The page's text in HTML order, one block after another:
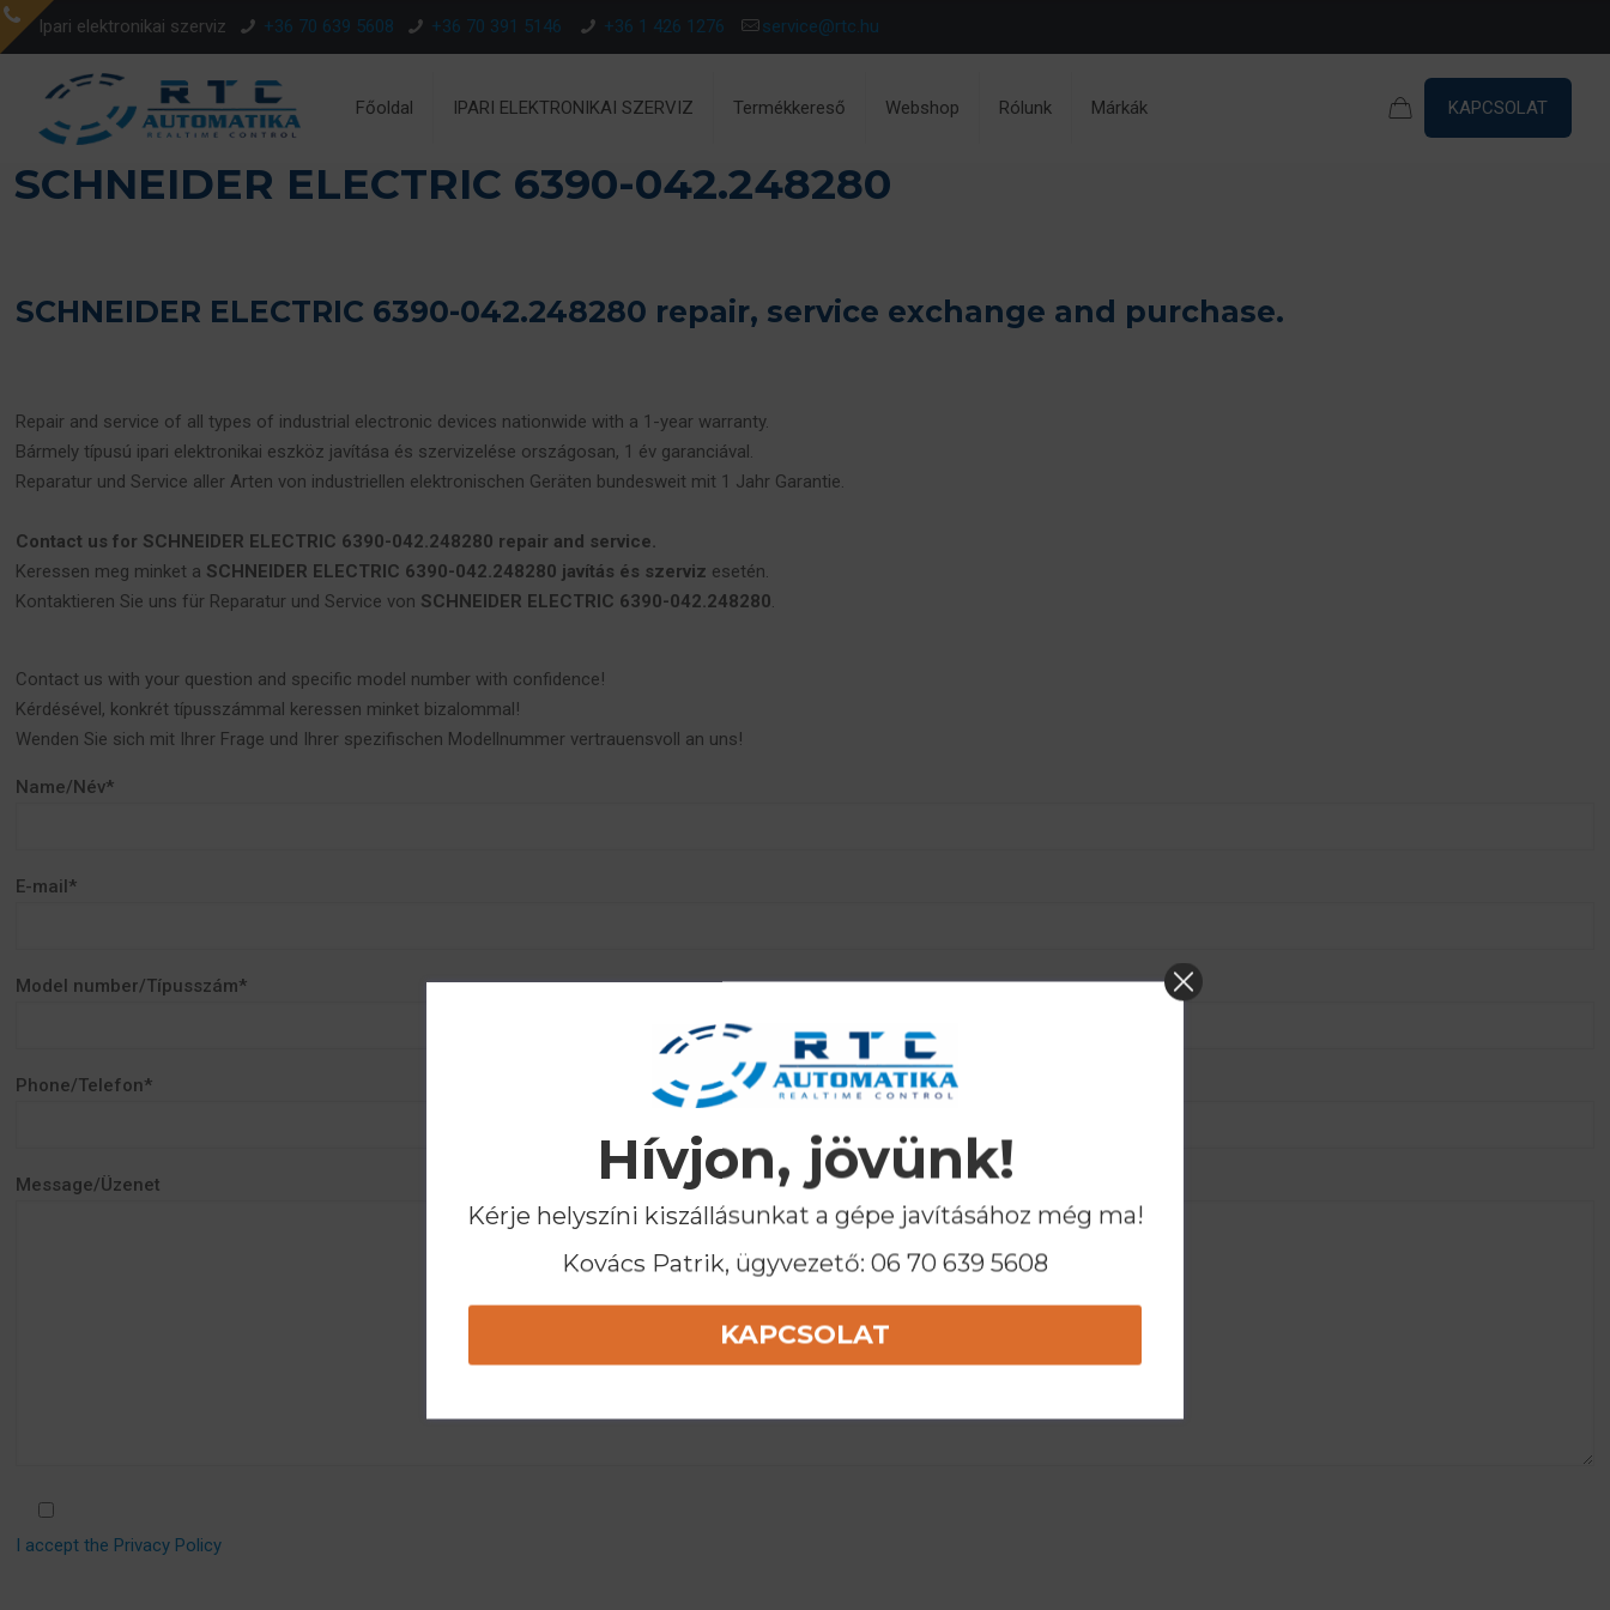
Ipari elektronikai szerviz +36 70 639 5608 +36 70 391 5146 +36 1 426 1276 service@rtc.hu
Főoldal IPARI ELEKTRONIKAI SZERVIZ Termékkereső Webshop Rólunk Márkák KAPCSOLAT
SCHNEIDER ELECTRIC 6390-042.248280
SCHNEIDER ELECTRIC 6390-042.248280 repair, service exchange and purchase.
Repair and service of all types of industrial electronic devices nationwide with a 1-year warranty.
Bármely típusú ipari elektronikai eszköz javítása és szervizelése országosan, 1 év garanciával.
Reparatur und Service aller Arten von industriellen elektronischen Geräten bundesweit mit 1 Jahr Garantie.
Contact us for SCHNEIDER ELECTRIC 6390-042.248280 repair and service.
Keressen meg minket a SCHNEIDER ELECTRIC 6390-042.248280 javítás és szerviz esetén.
Kontaktieren Sie uns für Reparatur und Service von SCHNEIDER ELECTRIC 6390-042.248280.
Contact us with your question and specific model number with confidence!
Kérdésével, konkrét típusszámmal keressen minket bizalommal!
Wenden Sie sich mit Ihrer Frage und Ihrer spezifischen Modellnummer vertrauensvoll an uns!
Name/Név*
E-mail*
Model number/Típusszám*
Phone/Telefon*
Message/Üzenet
I accept the Privacy Policy
Hívjon, jövünk!
Kérje helyszíni kiszállásunkat a gépe javításához még ma!
Kovács Patrik, ügyvezető: 06 70 639 5608
KAPCSOLAT